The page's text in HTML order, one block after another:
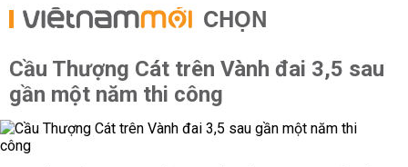
CHỌN
Cầu Thượng Cát trên Vành đai 3,5 sau
gần một năm thi công